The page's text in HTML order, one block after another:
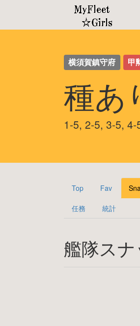
横須賀鎮守府 甲
種あ
1-5, 2-5, 3-5,
Top Fav
任務 統計
艦隊ス